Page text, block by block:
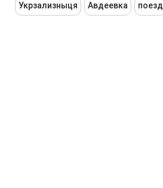
Укрзализныця Авдеевка поезд